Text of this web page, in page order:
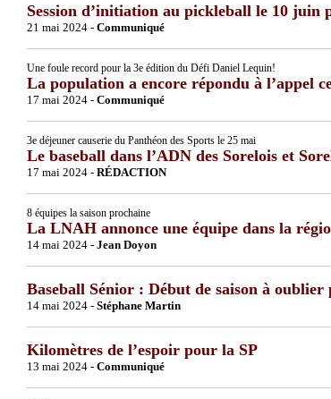
Session d’initiation au pickleball le 10 juin
21 mai 2024 - Communiqué
Une foule record pour la 3e édition du Défi Daniel Lequin!
La population a encore répondu à l’appel
17 mai 2024 - Communiqué
3e déjeuner causerie du Panthéon des Sports le 25 mai
Le baseball dans l’ADN des Sorelois et
17 mai 2024 - RÉDACTION
8 équipes la saison prochaine
La LNAH annonce une équipe dans la
14 mai 2024 - Jean Doyon
Baseball Sénior : Début de saison à
14 mai 2024 - Stéphane Martin
Kilomètres de l’espoir pour la SP
13 mai 2024 - Communiqué